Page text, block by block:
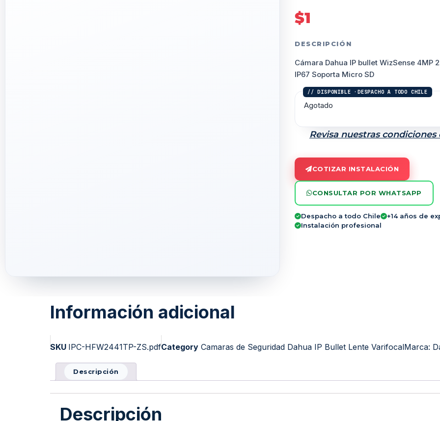
$1
DESCRIPCIÓN
Cámara Dahua IP bullet WizSense 4MP
IP67 Soporta Micro SD
Agotado
Revisa nuestras condiciones
COTIZAR INSTALACIÓN
CONSULTAR POR WHATSAPP
Despacho a todo Chile
+14 años de
Instalación profesional
Información adicional
SKU IPC-HFW2441TP-ZS.pdfCategory Camaras de Seguridad Dahua IP Bullet Lente VarifocalMarca:
Descripción
Descripción